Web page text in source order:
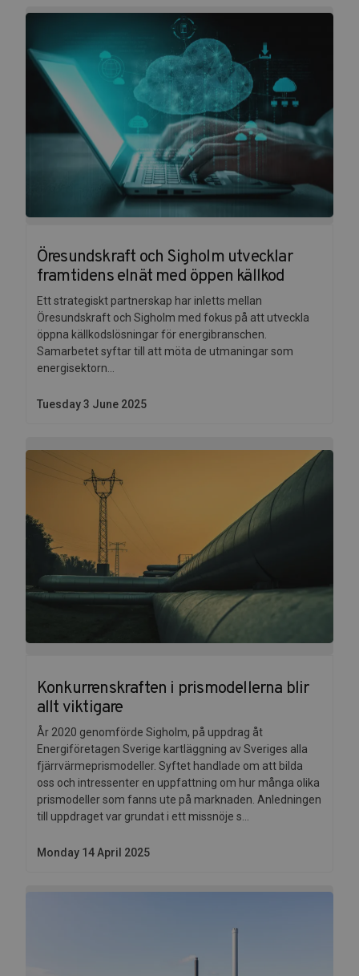
Öresundskraft och Sigholm utvecklar
framtidens elnät med öppen källkod
Ett strategiskt partnerskap har inletts mellan
Öresundskraft och Sigholm med fokus på att utveckla
öppna källkodslösningar för energibranschen.
Samarbetet syftar till att möta de utmaningar som
energisektorn...
Tuesday 3 June 2025
Konkurrenskraften i prismodellerna blir
allt viktigare
År 2020 genomförde Sigholm, på uppdrag åt
Energiföretagen Sverige kartläggning av Sveriges alla
fjärrvärmeprismodeller. Syftet handlade om att bilda
oss och intressenter en uppfattning om hur många olika
prismodeller som fanns ute på marknaden. Anledningen
till uppdraget var grundat i ett missnöje s...
Monday 14 April 2025